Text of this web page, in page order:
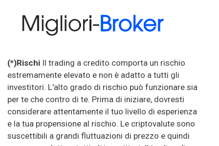
(*)Rischi Il trading a credito comporta un rischio
estremamente elevato e non è adatto a tutti gli
investitori. L'alto grado di rischio può funzionare sia
per te che contro di te. Prima di iniziare, dovresti
considerare attentamente il tuo livello di esperienza
e la tua propensione al rischio. Le criptovalute sono
suscettibili a grandi fluttuazioni di prezzo e quindi